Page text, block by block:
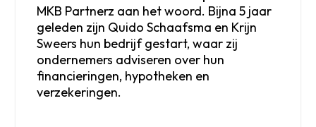
MKB Partnerz aan het woord. Bijna 5 jaar
geleden zijn Quido Schaafsma en Krijn
Sweers hun bedrijf gestart, waar zij
ondernemers adviseren over hun
financieringen, hypotheken en
verzekeringen.